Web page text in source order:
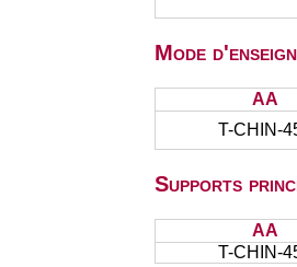
Mode
AA
T-CHIN-
Supports
AA
T-CHIN-